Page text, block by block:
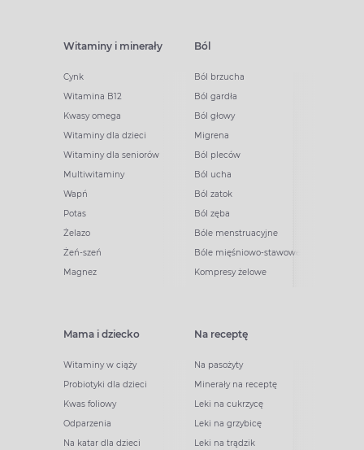
Witaminy i minerały
Cynk
Witamina B12
Kwasy omega
Witaminy dla dzieci
Witaminy dla seniorów
Multiwitaminy
Wapń
Potas
Żelazo
Żeń-szeń
Magnez
Ból
Ból brzucha
Ból gardła
Ból głowy
Migrena
Ból pleców
Ból ucha
Ból zatok
Ból zęba
Bóle menstruacyjne
Bóle mięśniowo-stawowe
Kompresy żelowe
Mama i dziecko
Witaminy w ciąży
Probiotyki dla dzieci
Kwas foliowy
Odparzenia
Na katar dla dzieci
Na receptę
Na pasożyty
Minerały na receptę
Leki na cukrzycę
Leki na grzybicę
Leki na trądzik